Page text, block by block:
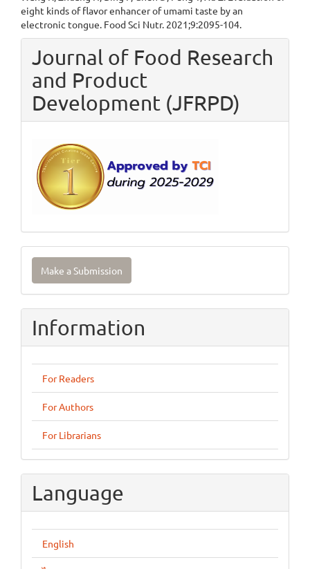
eight kinds of flavor enhancer of umami taste by an
electronic tongue. Food Sci Nutr. 2021;9:2095-104.
Journal of Food Research
and Product
Development (JFRPD)
Make
Submission
Make a Submission
Information
For Readers
For Authors
For Librarians
Language
English